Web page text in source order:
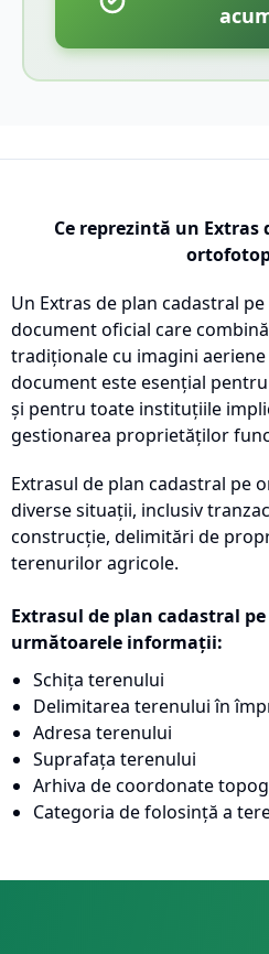
Ce reprezintă un Extras
Un Extras de plan cadastral
document oficial care
tradiționale cu imagini
document este esențial
și pentru toate instituțiile
gestionarea proprietăților
Extrasul de plan cadastral pe
diverse situații, inclusiv
construcție, delimitări de
terenurilor agricole.
Extrasul de plan cadastral
următoarele informații:
Schița terenului
Delimitarea terenului în
Adresa terenului
Suprafața terenului
Arhiva de coordonate
Categoria de folosință a